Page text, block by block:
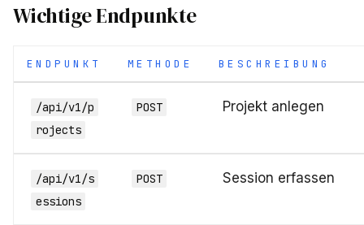
Wichtige Endpunkte
ENDPUNKT METHODE BESCHREIBUNG
/api/v1/p
rojects
POST Projekt anlegen
/api/v1/s
essions
POST Session erfassen